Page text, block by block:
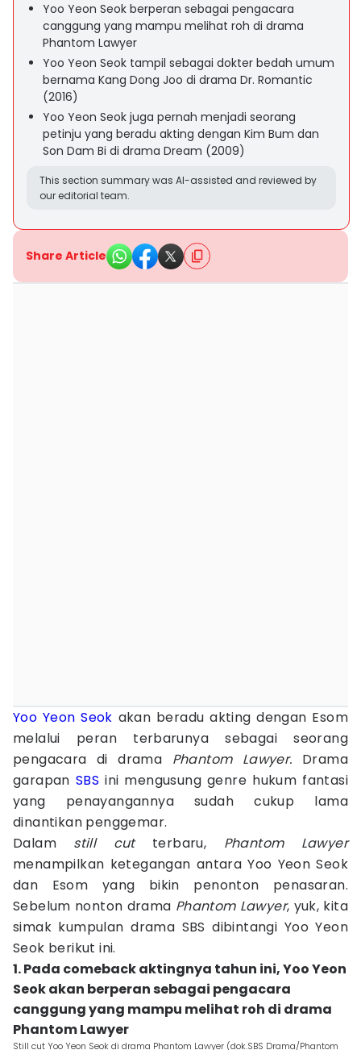
Yoo Yeon Seok berperan sebagai pengacara
canggung yang mampu melihat roh di drama
Phantom Lawyer
Yoo Yeon Seok tampil sebagai dokter bedah umum
bernama Kang Dong Joo di drama Dr. Romantic
(2016)
Yoo Yeon Seok juga pernah menjadi seorang
petinju yang beradu akting dengan Kim Bum dan
Son Dam Bi di drama Dream (2009)
This section summary was AI-assisted and reviewed by
our editorial team.
Share Article
Yoo Yeon Seok akan beradu akting dengan Esom
melalui peran terbarunya sebagai seorang
pengacara di drama Phantom Lawyer. Drama
garapan SBS ini mengusung genre hukum fantasi
yang penayangannya sudah cukup lama
dinantikan penggemar.
Dalam still cutterbaru, Phantom Lawyer
menampilkan ketegangan antara Yoo Yeon Seok
dan Esom yang bikin penonton penasaran.
Sebelum nonton drama Phantom Lawyer, yuk, kita
simak kumpulan drama SBS dibintangi Yoo Yeon
Seok berikut ini.
1. Pada comeback aktingnya tahun ini, Yoo Yeon
Seok akan berperan sebagai pengacara
canggung yang mampu melihat roh di drama
Phantom Lawyer
Still cut Yoo Yeon Seok di drama Phantom Lawyer (dok.SBS Drama/Phantom